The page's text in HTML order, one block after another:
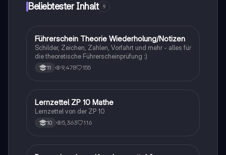
die verschiedenen Selektionsarten und die
im Grundkurs.
Beliebtester Inhalt 9
Lerntipps
Führerschein Theorie Wiederholung/Notizen
Schilder, Zeichen, Zahlen, Vorfahrt und mehr - alles für
die theoretische Führerscheinprüfung :)
11 9,478 155
Mathe
Lernzettel ZP 10 Mathe
Lernzettel von der ZP 10
10 5,363 116